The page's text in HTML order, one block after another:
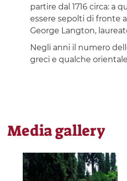
partire dal 1716 circa: a
essere sepolti di fronte
George Langton,
Negli anni il numero
greci e qualche
Media gallery